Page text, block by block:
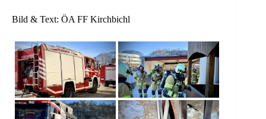
Bild & Text: ÖA FF Kirchbichl